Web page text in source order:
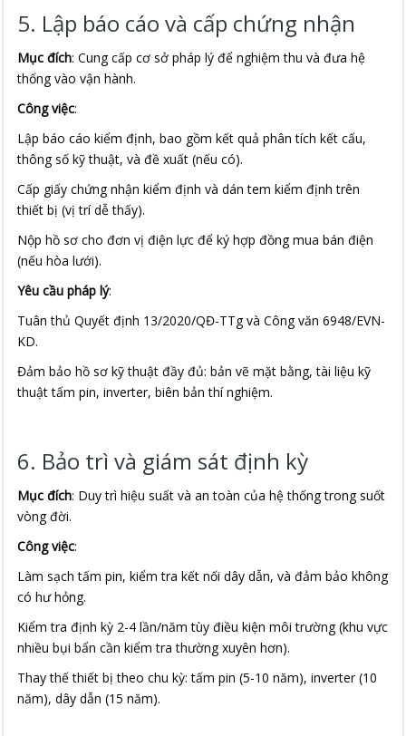
5. Lập báo cáo và cấp chứng nhận
Mục đích: Cung cấp cơ sở pháp lý để nghiệm thu và đưa hệ
thống vào vận hành.
Công việc:
Lập báo cáo kiểm định, bao gồm kết quả phân tích kết cấu,
thông số kỹ thuật, và đề xuất (nếu có).
Cấp giấy chứng nhận kiểm định và dán tem kiểm định trên
thiết bị (vị trí dễ thấy).
Nộp hồ sơ cho đơn vị điện lực để ký hợp đồng mua bán điện
(nếu hòa lưới).
Yêu cầu pháp lý:
Tuân thủ Quyết định 13/2020/QĐ-TTg và Công văn 6948/EVN-
KD.
Đảm bảo hồ sơ kỹ thuật đầy đủ: bản vẽ mặt bằng, tài liệu kỹ
thuật tấm pin, inverter, biên bản thí nghiệm.
6. Bảo trì và giám sát định kỳ
Mục đích: Duy trì hiệu suất và an toàn của hệ thống trong suốt
vòng đời.
Công việc:
Làm sạch tấm pin, kiểm tra kết nối dây dẫn, và đảm bảo không
có hư hỏng.
Kiểm tra định kỳ 2-4 lần/năm tùy điều kiện môi trường (khu vực
nhiều bụi bẩn cần kiểm tra thường xuyên hơn).
Thay thế thiết bị theo chu kỳ: tấm pin (5-10 năm), inverter (10
năm), dây dẫn (15 năm).